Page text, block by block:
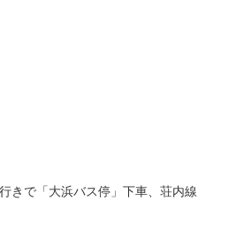
きで「大浜バス停」下車、荘内線